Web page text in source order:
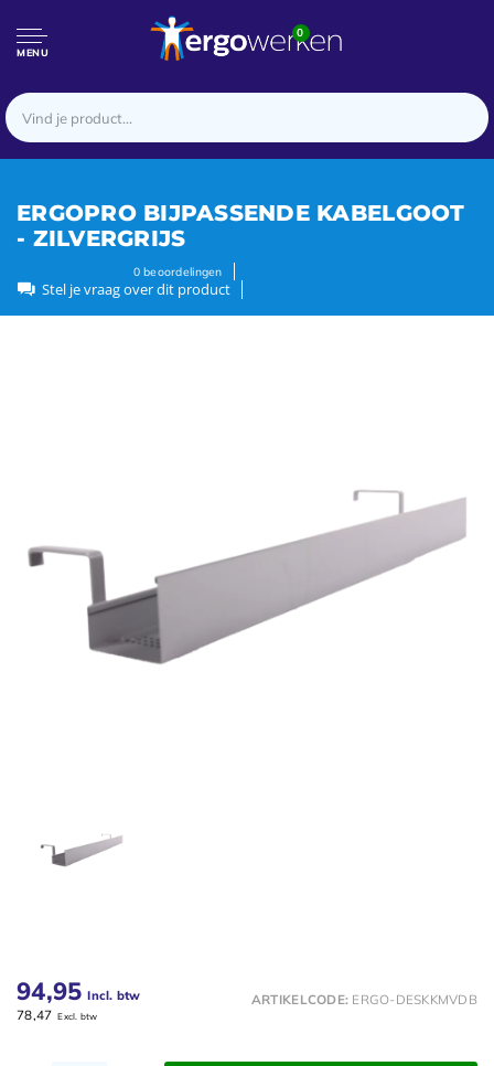
MENU
0
ERGOPRO BIJPASSENDE KABELGOOT
- ZILVERGRIJS
0beoordelingen
Stel je vraag over dit product
94,95 Incl. btw
78,47 Excl. btw
ARTIKELCODE: ERGO-DESKKMVDB